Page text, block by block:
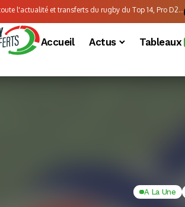
l'actualité et transferts du rugby du Top 14, Pro D2...
Accueil Actus Tableaux
A La Une